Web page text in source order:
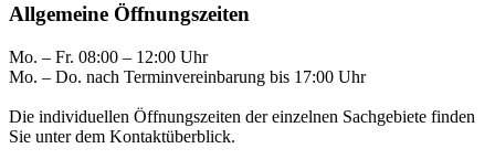
Allgemeine Öffnungszeiten
Mo. – Fr. 08:00 – 12:00 Uhr
Mo. – Do. nach Terminvereinbarung bis 17:00 Uhr
Die individuellen Öffnungszeiten der einzelnen Sachgebiete finden
Sie unter dem Kontaktüberblick.